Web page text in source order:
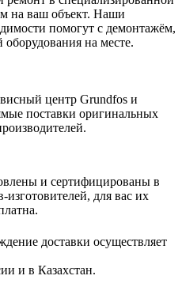
на ваш объект. Наши
помогут с демонтажём,
оборудования на месте.
центр Grundfos и
поставки оригинальных
и сертифицированы в
изготовителей, для вас их
доставки осуществляет
и в Казахстан.